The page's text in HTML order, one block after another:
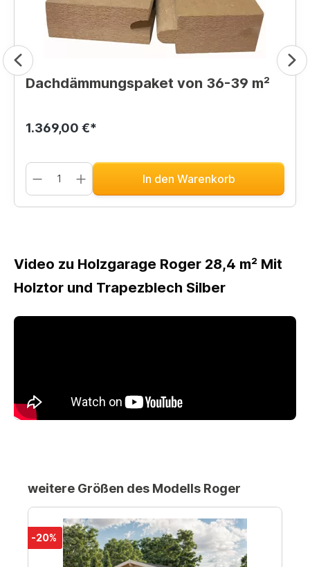
Dachdämmungspaket von 36-39 m²
1.369,00 €*
In den Warenkorb
Video zu Holzgarage Roger 28,4 m² Mit
Holztor und Trapezblech Silber
weitere Größen des Modells Roger
-20%